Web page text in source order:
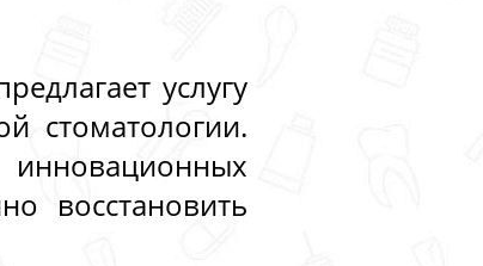
услугу
стоматологии.
восстановить